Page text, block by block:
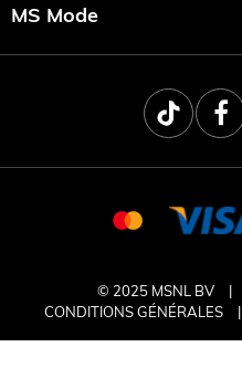
MS Mode
© 2025 MSNL BV
CONDITIONS GÉNÉRALES